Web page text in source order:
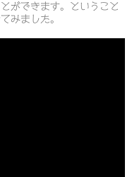
ができます。ということ
みました。